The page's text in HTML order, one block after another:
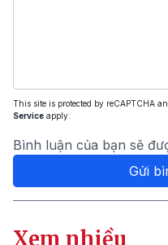
This site is protected by reCAPTCHA
Service apply.
Bình luận của bạn sẽ
Gửi
Xem nhiều